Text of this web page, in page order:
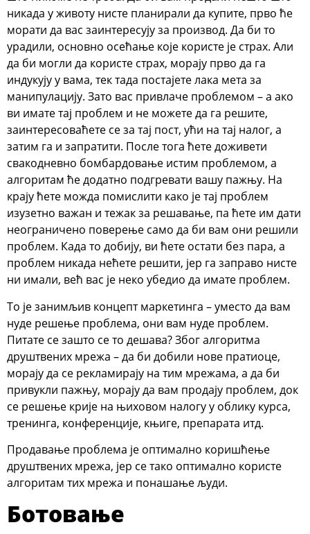
никада у животу нисте планирали да купите, прво ће
морати да вас заинтересују за производ. Да би то
урадили, основно осећање које користе је страх. Али
да би могли да користе страх, морају прво да га
индукују у вама, тек тада постајете лака мета за
манипулацију. Зато вас привлаче проблемом – а ако
ви имате тај проблем и не можете да га решите,
заинтересоваћете се за тај пост, ући на тај налог, а
затим га и запратити. После тога ћете доживети
свакодневно бомбардовање истим проблемом, а
алгоритам ће додатно подгревати вашу пажњу. На
крају ћете можда помислити како је тај проблем
изузетно важан и тежак за решавање, па ћете им дати
неограничено поверење само да би вам они решили
проблем. Када то добију, ви ћете остати без пара, а
проблем никада нећете решити, јер га заправо нисте
ни имали, већ вас је неко убедио да имате проблем.
То је занимљив концепт маркетинга – уместо да вам
нуде решење проблема, они вам нуде проблем.
Питате се зашто се то дешава? Због алгоритма
друштвених мрежа – да би добили нове пратиоце,
морају да се рекламирају на тим мрежама, а да би
привукли пажњу, морају да вам продају проблем, док
се решење крије на њиховом налогу у облику курса,
тренинга, конференције, књиге, препарата итд.
Продавање проблема је оптимално коришћење
друштвених мрежа, јер се тако оптимално користе
алгоритам тих мрежа и понашање људи.
Ботовање